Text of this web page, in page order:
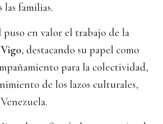
las familias.
en valor el trabajo de la
, destacando su papel como
para la colectividad,
de los lazos culturales,